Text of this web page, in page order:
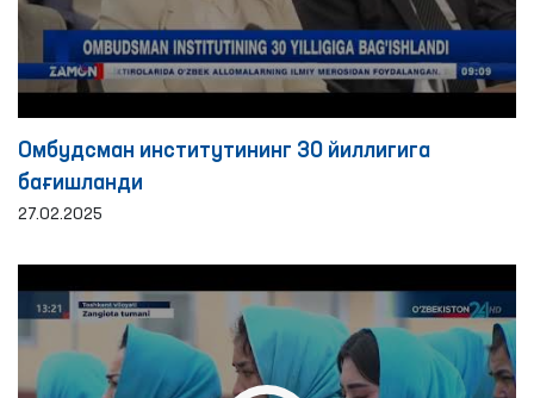
Омбудсман институтининг 30 йиллигига
бағишланди
27.02.2025